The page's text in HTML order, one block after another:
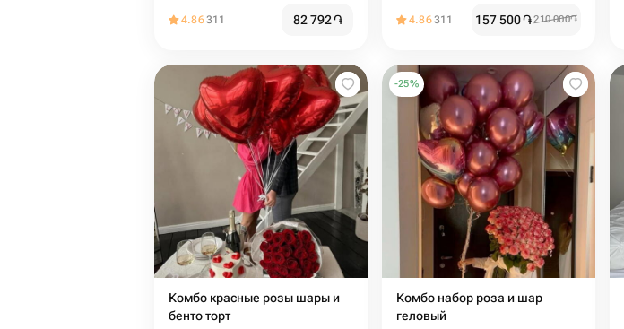
4.86311 82 792֏ 4.86311 157 500֏210 000֏
Комбо красные розы шары и
бенто торт
-25%
Комбо набор роза и шар
геловый